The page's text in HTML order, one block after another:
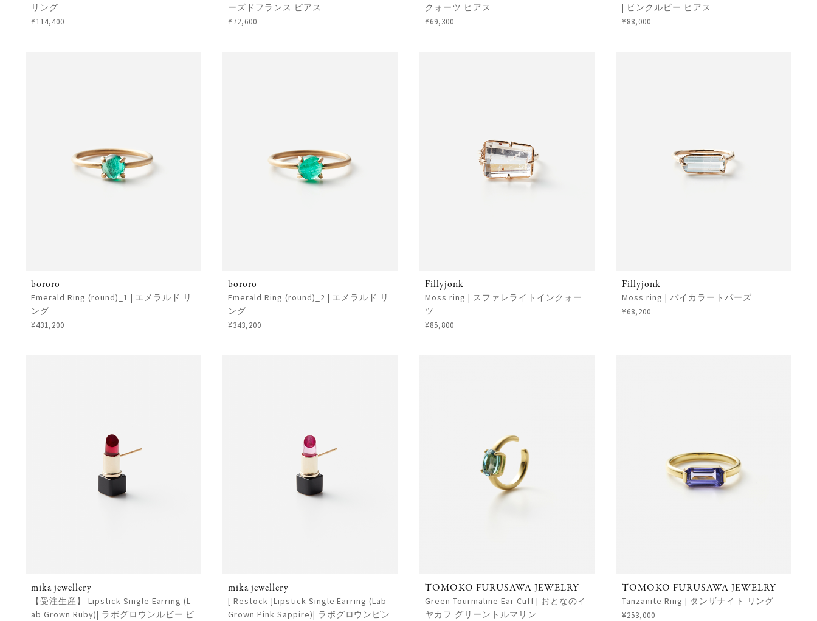
リング
¥114,400
ーズドフランス ピアス
¥72,600
クォーツ ピアス
¥69,300
| ピンクルビー ピアス
¥88,000
bororo
Emerald Ring (round)_1 | エメラルド リ
ング
¥431,200
bororo
Emerald Ring (round)_2 | エメラルド リ
ング
¥343,200
Fillyjonk
Moss ring | スファレライトインクォー
ツ
¥85,800
Fillyjonk
Moss ring | バイカラートパーズ
¥68,200
mika jewellery
【受注生産】 Lipstick Single Earring (L
ab Grown Ruby)| ラボグロウンルビー ピ
mika jewellery
[ Restock ]Lipstick Single Earring (Lab
Grown Pink Sappire)| ラボグロウンピン
TOMOKO FURUSAWA JEWELRY
Green Tourmaline Ear Cuff | おとなのイ
ヤカフ グリーントルマリン
TOMOKO FURUSAWA JEWELRY
Tanzanite Ring | タンザナイト リング
¥253,000